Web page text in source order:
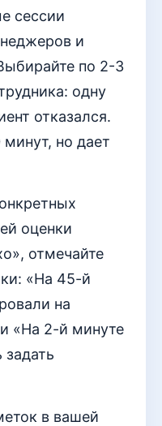
сессии
и
по 2-3
одну
отказался.
но дает
оценки
отмечайте
«На 45-й
на
«На 2-й минуте
в вашей